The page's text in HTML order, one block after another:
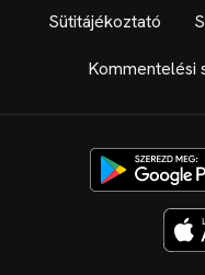
Sütitájékoztató
Kommentelési